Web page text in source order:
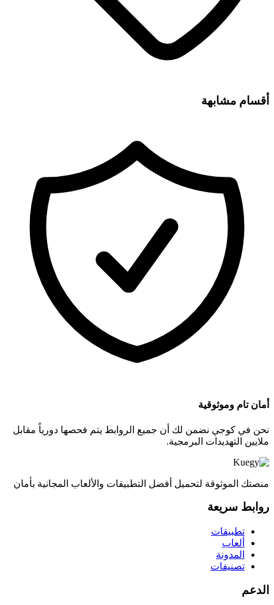
أقسام مشابهة
أمان تام وموثوقية
نحن في كوجي نضمن لك أن جميع الروابط يتم فحصها دورياً مقابل
ملايين التهديدات البرمجية.
منصتك الموثوقة لتحميل أفضل التطبيقات والألعاب المجانية بأمان
روابط سريعة
تطبيقات
ألعاب
المدونة
تصنيفات
الدعم